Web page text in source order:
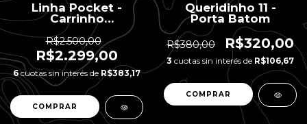
Linha Pocket -
Carrinho
Organizador - 6
gavetas
R$2.500,00
R$2.299,00
6cuotas sin interés de R$383,17
Queridinho 11 -
Porta Batom
R$380,00 R$320,00
3 cuotas sin interés de R$106,67